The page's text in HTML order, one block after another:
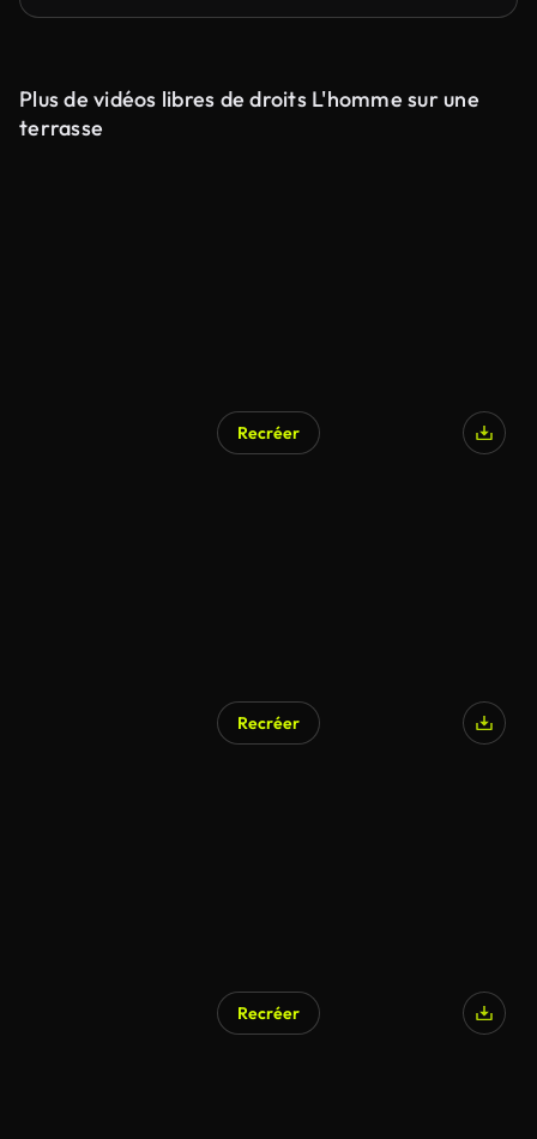
Plus de vidéos libres de droits L'homme sur une
terrasse
Recréer
Recréer
Recréer